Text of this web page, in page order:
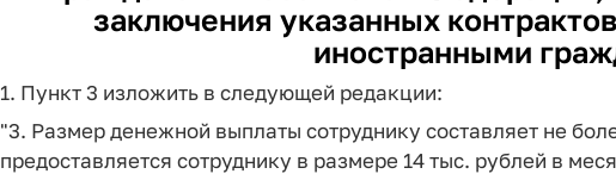
заключения указанных
иностранными
1. Пункт 3 изложить в следующей редакции:
"3. Размер денежной выплаты сотруднику составляет не
предоставляется сотруднику в размере 14 тыс. рублей в